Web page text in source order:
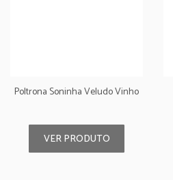
Poltrona Soninha Veludo Vinho
VER PRODUTO